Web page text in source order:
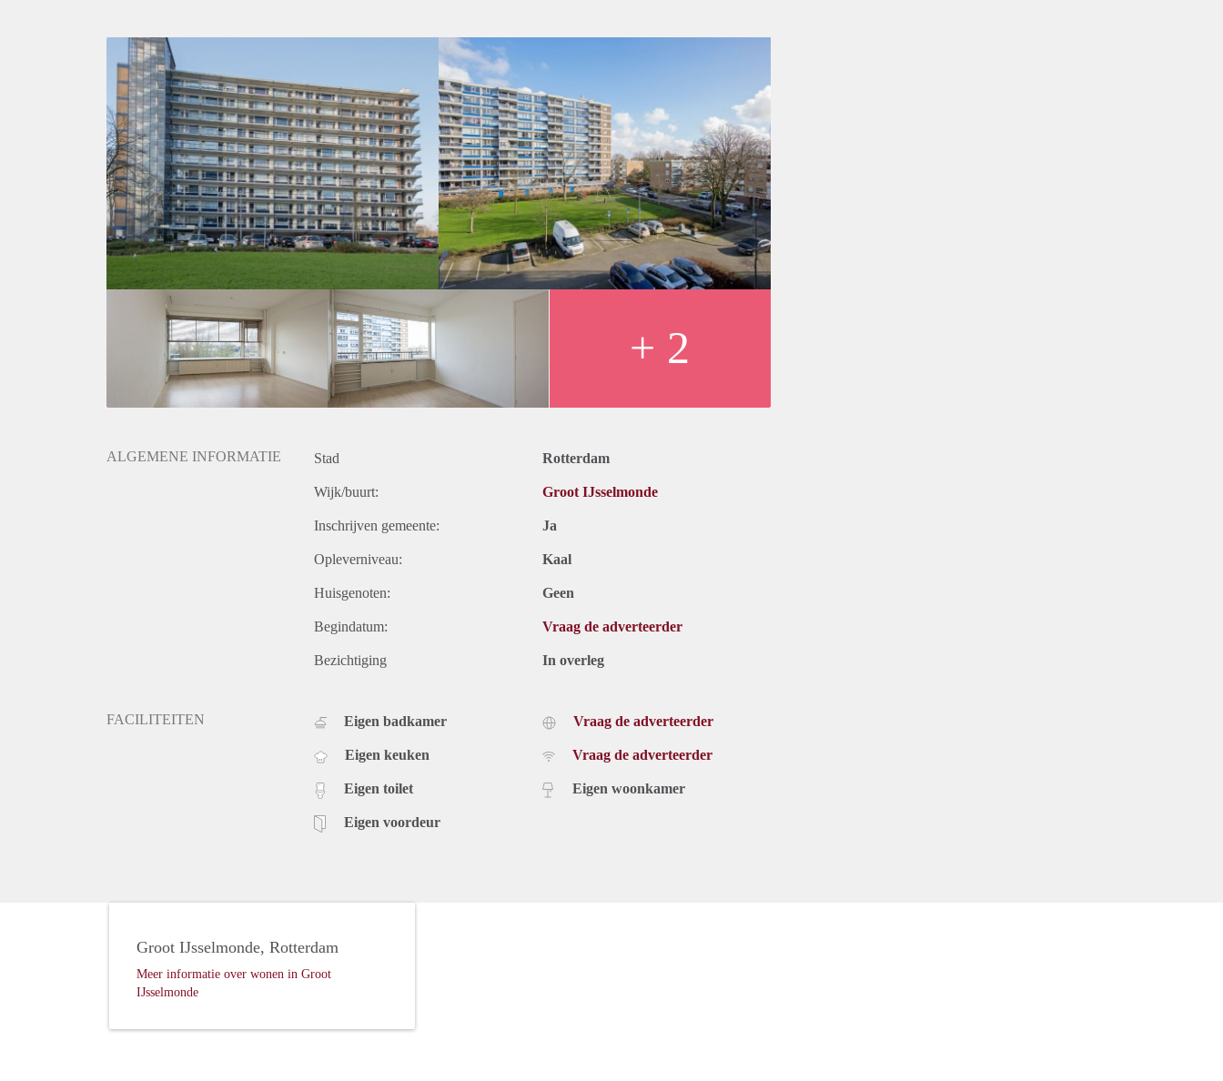
Huisdieren toegestaan: Afhankelijk van de Eigenaar
Huurtoeslag grens: Ja
Geschikt voor studenten: Afhankelijk van de Eigenaar
+ 2
ALGEMENE INFORMATIE Stad Rotterdam
Wijk/buurt: Groot IJsselmonde
Inschrijven gemeente: Ja
Opleverniveau: Kaal
Huisgenoten: Geen
Begindatum: Vraag de adverteerder
Bezichtiging In overleg
FACILITEITEN Eigen badkamer
Eigen keuken
Eigen toilet
Eigen voordeur
Vraag de adverteerder
Vraag de adverteerder
Eigen woonkamer
Groot IJsselmonde, Rotterdam
Meer informatie over wonen in Groot
IJsselmonde